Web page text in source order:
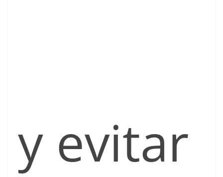
y evitar